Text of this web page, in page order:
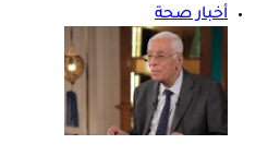
أخبار صحة